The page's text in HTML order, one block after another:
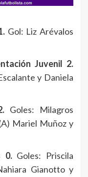
Gol: Liz Arévalos
Juvenil 2.
y Daniela
Goles: Milagros
Mariel Muñoz y
0.Goles: Priscila
Gianotto y